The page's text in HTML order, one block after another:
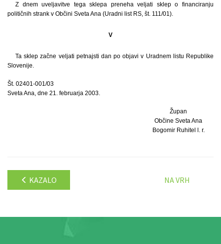
Z dnem uveljavitve tega sklepa preneha veljati sklep o financiranju
političnih strank v Občini Sveta Ana (Uradni list RS, št. 111/01).
V
Ta sklep začne veljati petnajsti dan po objavi v Uradnem listu Republike
Slovenije.
Št. 02401-001/03
Sveta Ana, dne 21. februarja 2003.
Župan
Občine Sveta Ana
Bogomir Ruhitel l. r.
KAZALO NA VRH